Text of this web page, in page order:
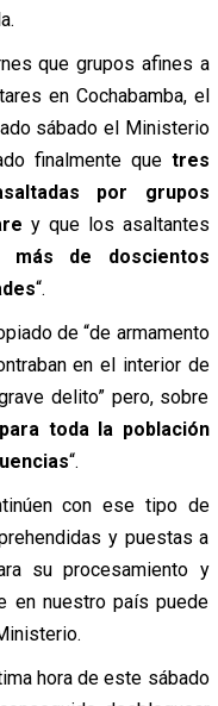
que grupos afines a
en Cochabamba, el
sábado el Ministerio
finalmente que tres
por grupos
y que los asaltantes
más de doscientos
“.
de “de armamento
en el interior de
delito” pero, sobre
toda la población
“.
con ese tipo de
y puestas a
su procesamiento y
en nuestro país puede
hora de este sábado